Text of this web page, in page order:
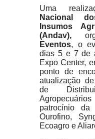
Uma
Nacional
Insumos
(Andav),
Eventos, o
dias 5 e 7 de
Expo Center,
ponto de
atualização
de
patrocínio da
Ourofino,
Ecoagro e